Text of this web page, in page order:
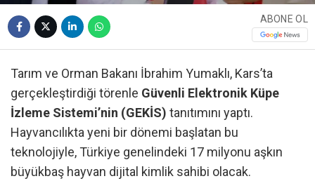
ABONE OL
Tarım ve Orman Bakanı İbrahim Yumaklı, Kars’ta
gerçekleştirdiği törenle Güvenli Elektronik Küpe
İzleme Sistemi’nin (GEKİS) tanıtımını yaptı.
Hayvancılıkta yeni bir dönemi başlatan bu
teknolojiyle, Türkiye genelindeki 17 milyonu aşkın
büyükbaş hayvan dijital kimlik sahibi olacak.